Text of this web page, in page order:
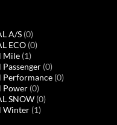
A/S (0)
ECO (0)
Mile (1)
Passenger (0)
Performance (0)
Power (0)
SNOW (0)
Winter (1)